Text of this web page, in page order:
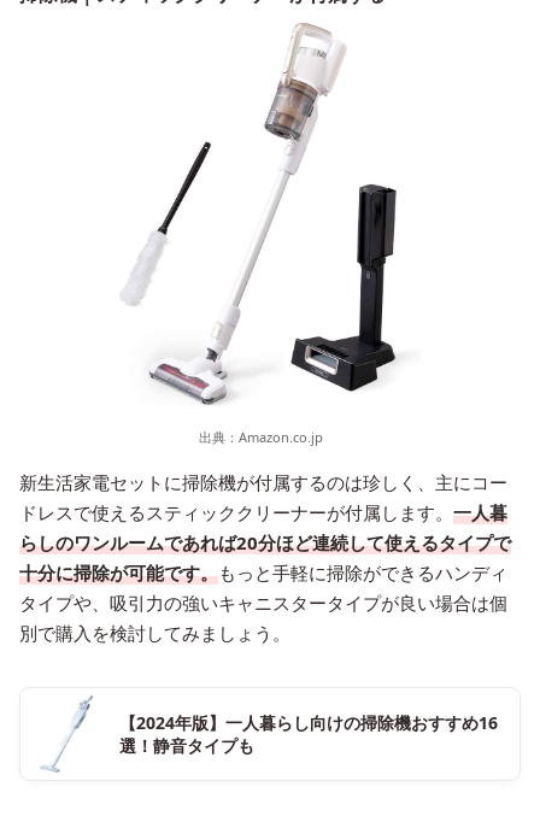
出典： Amazon.co.jp
新生活家電セットに掃除機が付属するのは珍しく、主にコー
ドレスで使えるスティッククリーナーが付属します。 一人暮
らしのワンルームであれば20分ほど連続して使えるタイプで
十分に掃除が可能です。もっと手軽に掃除ができるハンディ
タイプや、吸引力の強いキャニスタータイプが良い場合は個
別で購入を検討してみましょう。
【2024年版】一人暮らし向けの掃除機おすすめ16
選！静音タイプも